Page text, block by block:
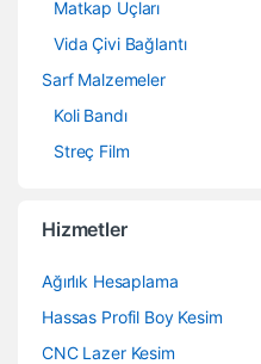
Matkap Uçları
Vida Çivi Bağlantı
Sarf Malzemeler
Koli Bandı
Streç Film
Hizmetler
Ağırlık Hesaplama
Hassas Profil Boy Kesim
CNC Lazer Kesim